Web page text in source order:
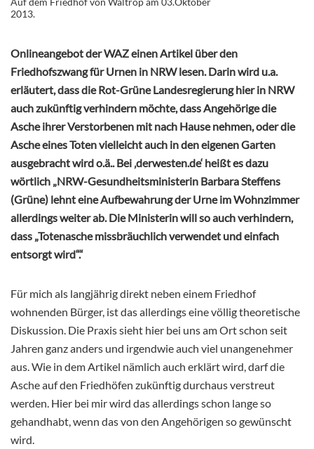
2013.
Onlineangebot der WAZ einen Artikel über den
Friedhofszwang für Urnen in NRW lesen. Darin wird u.a.
erläutert, dass die Rot-Grüne Landesregierung hier in NRW
auch zukünftig verhindern möchte, dass Angehörige die
Asche ihrer Verstorbenen mit nach Hause nehmen, oder die
Asche eines Toten vielleicht auch in den eigenen Garten
ausgebracht wird o.ä.. Bei ‚derwesten.de‘ heißt es dazu
wörtlich „NRW-Gesundheitsministerin Barbara Steffens
(Grüne) lehnt eine Aufbewahrung der Urne im Wohnzimmer
allerdings weiter ab. Die Ministerin will so auch verhindern,
dass „Totenasche missbräuchlich verwendet und einfach
entsorgt wird“.“
Für mich als langjährig direkt neben einem Friedhof
wohnenden Bürger, ist das allerdings eine völlig theoretische
Diskussion. Die Praxis sieht hier bei uns am Ort schon seit
Jahren ganz anders und irgendwie auch viel unangenehmer
aus. Wie in dem Artikel nämlich auch erklärt wird, darf die
Asche auf den Friedhöfen zukünftig durchaus verstreut
werden. Hier bei mir wird das allerdings schon lange so
gehandhabt, wenn das von den Angehörigen so gewünscht
wird.